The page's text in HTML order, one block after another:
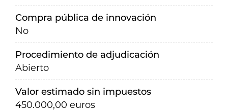
Compra pública de innovación
No
Procedimiento de adjudicación
Abierto
Valor estimado sin impuestos
450.000,00 euros